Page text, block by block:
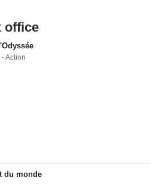
office
- Action
du monde